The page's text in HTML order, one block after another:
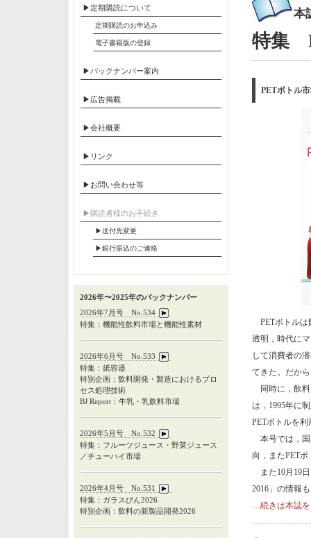
本
特集
PETボトル
PETボトルは
透明，時代に
して消費者の
てきた。だか
同時に，飲料
は，1995年に
PETボトルを
本号では，国
向，またPET
また10月19
2016」の情報
…続きは本誌
▶定期購読について
定期購読のお申込み
電子書籍版の登録
▶バックナンバー案内
▶広告掲載
▶会社概要
▶リンク
▶お問い合わせ等
▶︎購読者様のお手続き
▶送付先変更
▶︎銀行振込のご連絡
2026年〜2025年のバックナンバー
2026年7月号 No.534
特集：機能性飲料市場と機能性素材
2026年6月号 No.533
特集：紙容器
特別企画：飲料開発・製造におけるプロ
セス処理技術
BJ Report：牛乳・乳飲料市場
2026年5月号 No.532
特集：フルーツジュース・野菜ジュース
／チューハイ市場
2026年4月号 No.531
特集：ガラスびん2026
特別企画：飲料の新製品開発2026